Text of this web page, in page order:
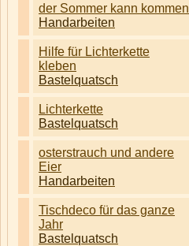
der Sommer kann kommen
Handarbeiten
Hilfe für Lichterkette
kleben
Bastelquatsch
Lichterkette
Bastelquatsch
osterstrauch und andere
Eier
Handarbeiten
Tischdeco für das ganze
Jahr
Bastelquatsch